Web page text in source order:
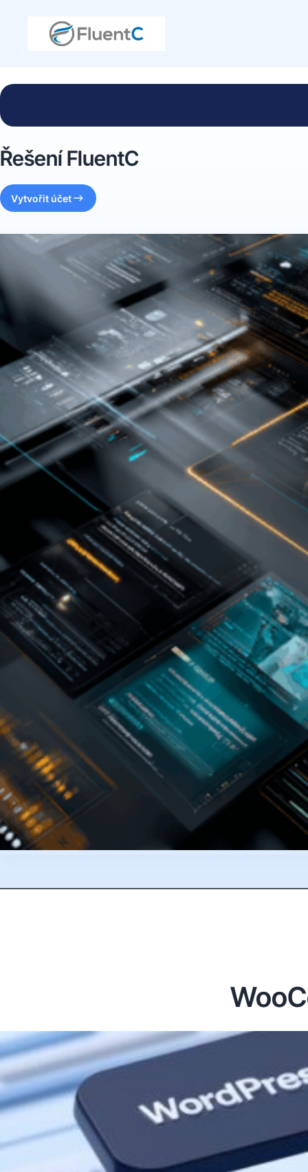
Řešení FluentC
Vytvořit účet